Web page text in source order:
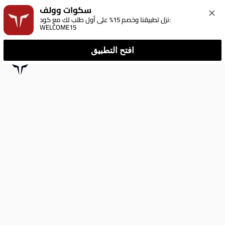
سكوات وولف
نزل تطبيقنا وخصم 15% على أول طلب لك مع كود:
WELCOME15
افتح التطبيق